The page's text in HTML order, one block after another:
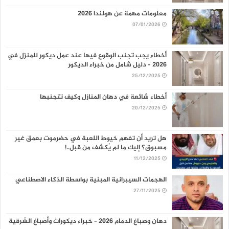
معلومات مهمة عن هولندا 2026
07/01/2026
أخطاء يجب تجنب الوقوع فيها عند عمل ديكور للمنزل في
2026 – دليل شامل من خبراء الديكور
25/12/2025
أخطاء شائعة في دهان المنازل وكيف تتجنبها
20/12/2025
هل تريد أن تفهم خيوط اللعبة في حضرموت بعمق غير
مسبوق؟ إليك ما لم يُكشف من قبل..!
11/12/2025
الهجمات السيبرانية المبنية بواسطة الذكاء الاصطناعي
27/11/2025
دهان وصباغ الدمام 2026 – خبراء ديكورات وأصباغ الشرقية